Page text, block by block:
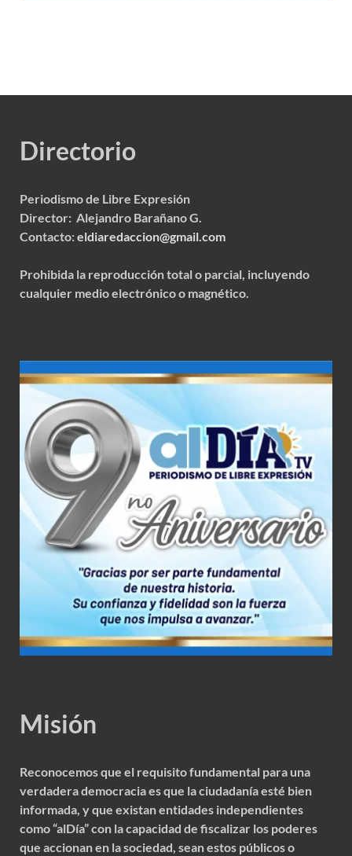
Directorio
Periodismo de Libre Expresión
Director: Alejandro Barañano G.
Contacto:eldiaredaccion@gmail.com
Prohibida la reproducción total o parcial, incluyendo
cualquier medio electrónico o magnético.
Misión
Reconocemos que el requisito fundamental para una
verdadera democracia es que la ciudadanía esté bien
informada, y que existan entidades independientes
como “alDía” con la capacidad de fiscalizar los poderes
que accionan en la sociedad, sean estos públicos o